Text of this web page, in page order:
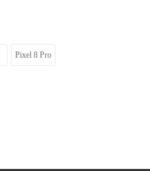
Pixel 8 Pro